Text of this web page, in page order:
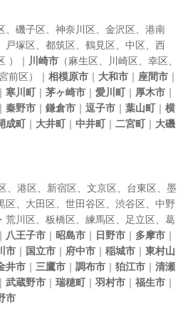
磯子区 神奈川区 金沢区
港南
戸塚区 都筑区 鶴見区 中区
西
）｜ 川崎市 （麻生区 川崎区 幸区
前区）｜ 相模原市 ｜ 大和市 ｜ 座間市 ｜
｜ 寒川町｜ 茅ヶ崎市 ｜ 愛川町｜ 厚木市 ｜
秦野市 ｜ 鎌倉市 ｜ 逗子市 ｜ 葉山町｜ 横
成町｜ 大井町｜ 中井町｜ 二宮町｜ 大磯
港区 新宿区 文京区 台東区
墨
区 大田区 世田谷区 渋谷区
中野
・ 荒川区 板橋区 練馬区 足立区
葛
｜ 八王子市 ｜ 昭島市 ｜ 日野市 ｜ 多摩市 ｜
市 ｜ 国立市 ｜ 府中市 ｜ 稲城市 ｜ 東村山
井市 ｜ 三鷹市 ｜ 調布市 ｜ 狛江市 ｜ 清瀬
｜ 武蔵野市 ｜ 瑞穂町｜ 羽村市 ｜ 福生市 ｜
市